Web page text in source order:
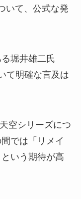
いて、公式な発
堀井雄二氏
て明確な言及は
空シリーズにつ
では「リメイ
いう期待が高